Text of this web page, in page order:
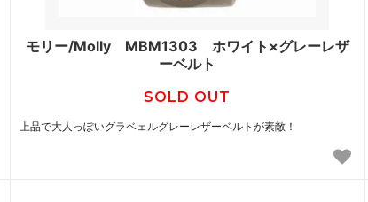
モリー/Molly MBM1303 ホワイト×グレーレザ
ーベルト
SOLD OUT
上品で大人っぽいグラベェルグレーレザーベルトが素敵！